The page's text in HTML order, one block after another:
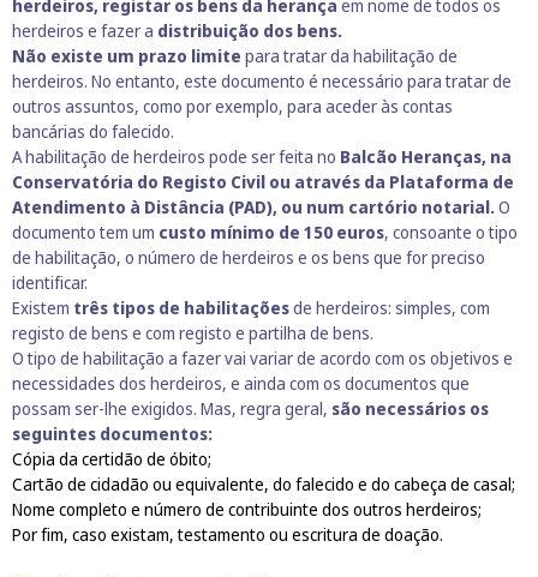
herdeiros, registar os bens da herança em nome de todos os
herdeiros e fazer a distribuição dos bens.
Não existe um prazo limite para tratar da habilitação de
herdeiros. No entanto, este documento é necessário para tratar de
outros assuntos, como por exemplo, para aceder às contas
bancárias do falecido.
A habilitação de herdeiros pode ser feita no Balcão Heranças, na
Conservatória do Registo Civil ou através da Plataforma de
Atendimento à Distância (PAD), ou num cartório notarial.O
documento tem um custo mínimo de 150 euros, consoante o tipo
de habilitação, o número de herdeiros e os bens que for preciso
identificar.
Existem três tipos de habilitaçõesde herdeiros: simples, com
registo de bens e com registo e partilha de bens.
O tipo de habilitação a fazer vai variar de acordo com os objetivos e
necessidades dos herdeiros, e ainda com os documentos que
possam ser-lhe exigidos. Mas, regra geral, são necessários os
seguintes documentos:
Cópia da certidão de óbito;
Cartão de cidadão ou equivalente, do falecido e do cabeça de casal;
Nome completo e número de contribuinte dos outros herdeiros;
Por fim, caso existam, testamento ou escritura de doação.